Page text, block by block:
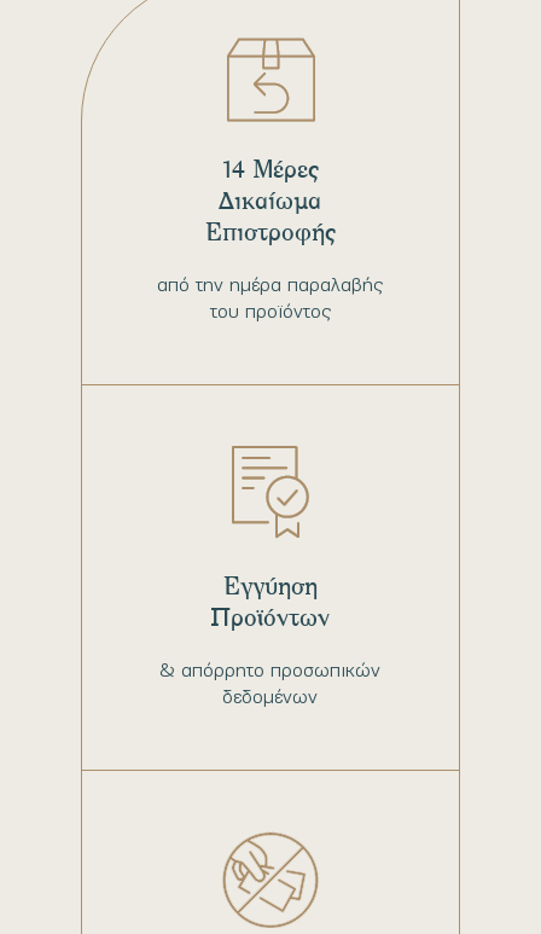
από την ημέρα παραλαβής
του προϊόντος
14 Μέρες
Δικαίωμα
Επιστροφής
& απόρρητο προσωπικών
δεδομένων
Εγγύηση
Προϊόντων